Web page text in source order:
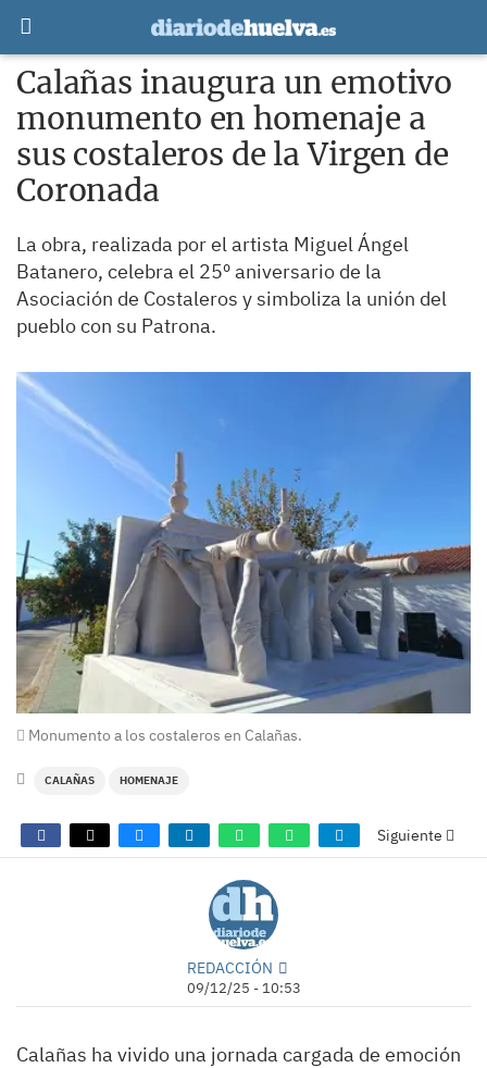
Calañas inaugura un emotivo
monumento en homenaje a
sus costaleros de la Virgen de
Coronada
La obra, realizada por el artista Miguel Ángel
Batanero, celebra el 25º aniversario de la
Asociación de Costaleros y simboliza la unión del
pueblo con su Patrona.
Monumento a los costaleros en Calañas.
CALAÑAS HOMENAJE
Siguiente
REDACCIÓN
09/12/25 - 10:53
Calañas ha vivido una jornada cargada de emoción